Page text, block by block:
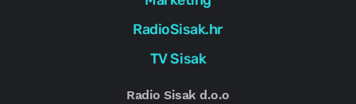
RadioSisak.hr
TV Sisak
Radio Sisak d.o.o